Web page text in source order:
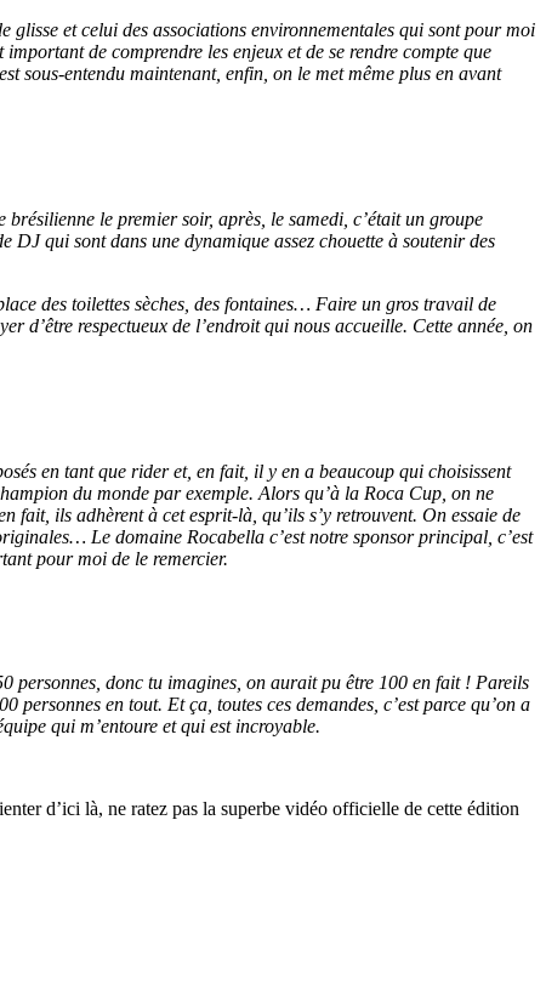
glisse et celui des associations environnementales qui sont pour moi
de comprendre les enjeux et de se rendre compte que
sous-entendu maintenant, enfin, on le met même plus en avant
le premier soir, après, le samedi, c’était un groupe
qui sont dans une dynamique assez chouette à soutenir des
des toilettes sèches, des fontaines… Faire un gros travail de
d’être respectueux de l’endroit qui nous accueille. Cette année, on
en tant que rider et, en fait, il y en a beaucoup qui choisissent
du monde par exemple. Alors qu’à la Roca Cup, on ne
fait, ils adhèrent à cet esprit-là, qu’ils s’y retrouvent. On essaie de
Le domaine Rocabella c’est notre sponsor principal, c’est
pour moi de le remercier.
personnes, donc tu imagines, on aurait pu être 100 en fait ! Pareils
en tout. Et ça, toutes ces demandes, c’est parce qu’on a
qui m’entoure et qui est incroyable.
d’ici là, ne ratez pas la superbe vidéo officielle de cette édition